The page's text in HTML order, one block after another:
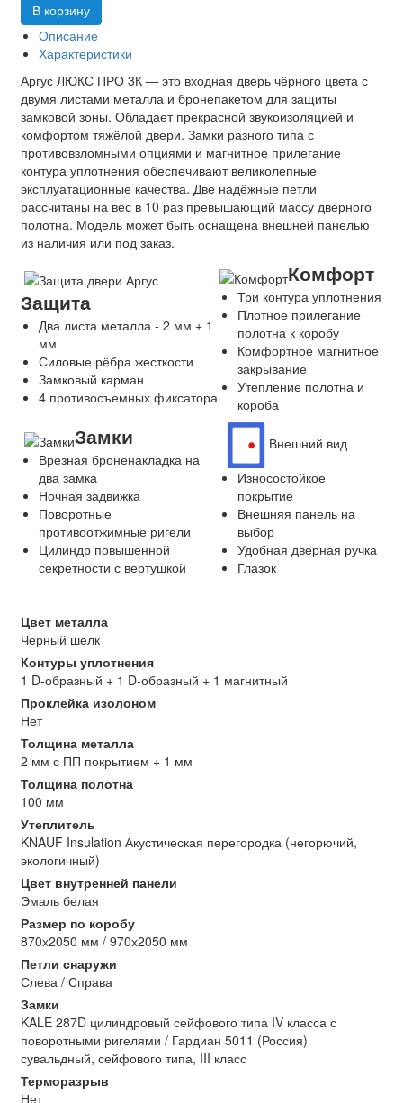
В корзину
Описание
Характеристики
Аргус ЛЮКС ПРО 3К — это входная дверь чёрного цвета с
двумя листами металла и бронепакетом для защиты
замковой зоны. Обладает прекрасной звукоизоляцией и
комфортом тяжёлой двери. Замки разного типа с
противовзломными опциями и магнитное прилегание
контура уплотнения обеспечивают великолепные
эксплуатационные качества. Две надёжные петли
рассчитаны на вес в 10 раз превышающий массу дверного
полотна. Модель может быть оснащена внешней панелью
из наличия или под заказ.
Защита
Два листа металла - 2 мм + 1
мм
Силовые рёбра жесткости
Замковый карман
4 противосъемных фиксатора
Комфорт
Три контура уплотнения
Плотное прилегание
полотна к коробу
Комфортное магнитное
закрывание
Утепление полотна и
короба
Замки
Врезная броненакладка на
два замка
Ночная задвижка
Поворотные
противоотжимные ригели
Цилиндр повышенной
секретности с вертушкой
Внешний вид
Износостойкое
покрытие
Внешняя панель на
выбор
Удобная дверная ручка
Глазок
Цвет металла
Черный шелк
Контуры уплотнения
1 D-образный + 1 D-образный + 1 магнитный
Проклейка изолоном
Нет
Толщина металла
2 мм с ПП покрытием + 1 мм
Толщина полотна
100 мм
Утеплитель
KNAUF Insulation Акустическая перегородка (негорючий,
экологичный)
Цвет внутренней панели
Эмаль белая
Размер по коробу
870х2050 мм / 970х2050 мм
Петли снаружи
Слева / Справа
Замки
KALE 287D цилиндровый сейфового типа IV класса с
поворотными ригелями / Гардиан 5011 (Россия)
сувальдный, сейфового типа, III класс
Терморазрыв
Нет